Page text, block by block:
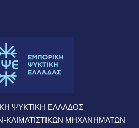
ΨΥΚΤΙΚΗ ΕΛΛΑΔΟΣ
ΚΛΙΜΑΤΙΣΤΙΚΩΝ ΜΗΧΑΝΗΜΑΤΩΝ